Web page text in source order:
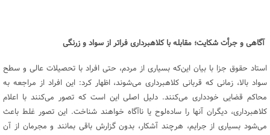
آگاهی و جرأت شکایت؛ مقابله با کلاهبرداری فراتر از سواد و زرنگی
استاد حقوق جزا با بیان این‌که بسیاری از مردم، حتی افراد با تحصیلات عالی و سطح
سواد بالا، زمانی که قربانی کلاهبرداری می‌شوند، اظهار کرد: این افراد از مراجعه به
محاکم قضایی خودداری می‌کنند. دلیل اصلی این است که تصور می‌کنند با اعلام
کلاهبرداری، دیگران آنها را ساده‌لوح یا ناآگاه خواهند شناخت. این تصور غلط باعث
می‌شود بسیاری از جرایم، هرچند آشکار، بدون گزارش باقی بمانند و مجرمان از آن